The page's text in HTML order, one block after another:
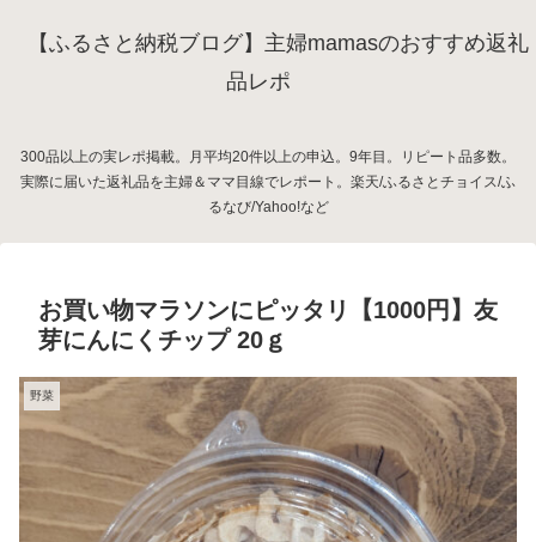
【ふるさと納税ブログ】主婦mamasのおすすめ返礼
品レポ
300品以上の実レポ掲載。月平均20件以上の申込。9年目。リピート品多数。
実際に届いた返礼品を主婦＆ママ目線でレポート。楽天/ふるさとチョイス/ふ
るなび/Yahoo!など
お買い物マラソンにピッタリ【1000円】友
芽にんにくチップ 20ｇ
野菜